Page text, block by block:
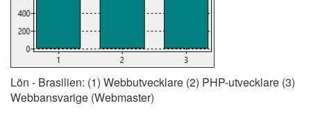
Lön - Brasilien: (1) Webbutvecklare (2) PHP-utvecklare (3)
Webbansvarige (Webmaster)